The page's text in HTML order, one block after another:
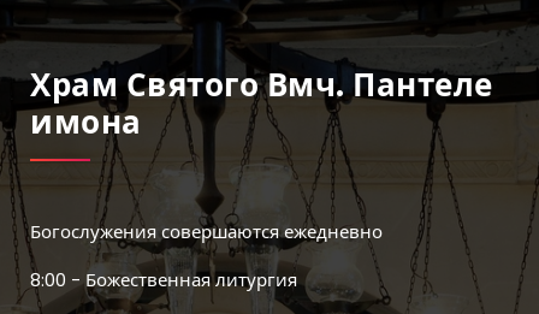
Храм Святого Вмч. Пантеле
Имона
Богослужения совершаются ежедневно
8:00 - Божественная литургия